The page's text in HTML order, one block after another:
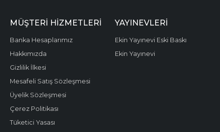
MÜŞTERI HIZMETLERI
Banka Hesaplarımız
Hakkımızda
Gizlilik İlkesi
Mesafeli Satış Sözleşmesi
Üyelik Sözleşmesi
Çerez Politikası
Tüketici Yasası
YAYINEVLERI
Ekin Yayınevi Eski Baskı
Ekin Yayınevi